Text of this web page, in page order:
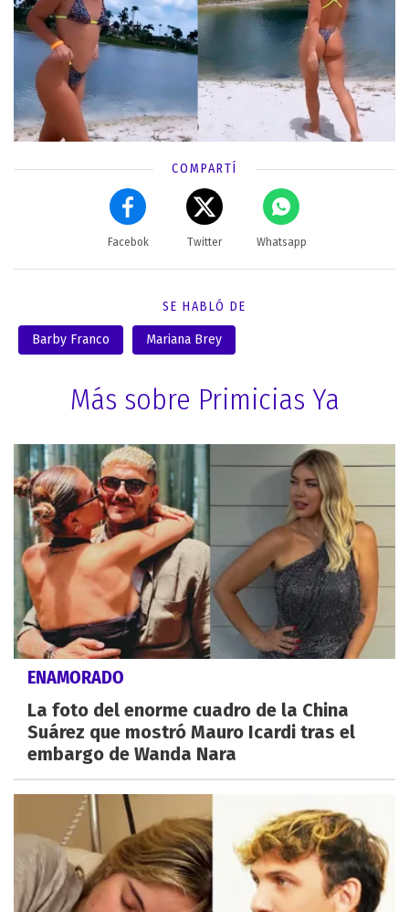
COMPARTÍ
Facebok Twitter Whatsapp
SE HABLÓ DE
Barby Franco Mariana Brey
Más sobre Primicias Ya
ENAMORADO
La foto del enorme cuadro de la China
Suárez que mostró Mauro Icardi tras el
embargo de Wanda Nara